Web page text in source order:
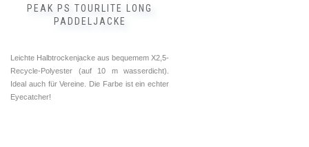
PEAK PS TOURLITE LONG
PADDELJACKE
Leichte Halbtrockenjacke aus bequemem X2,5-
Recycle-Polyester (auf 10 m wasserdicht).
Ideal auch für Vereine. Die Farbe ist ein echter
Eyecatcher!